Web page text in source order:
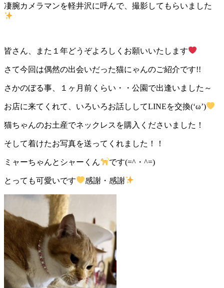
凄腕カメラマンを軽井沢に呼んで、撮影してもらいました
皆さん、また１年どうぞよろしくお願いいたします
さて今回は偶然の出会いだった猫にゃんのご紹介です!!
さかのぼる事、１ヶ月前くらい・・公園で出逢いました～
お店に来てくれて、いろいろお話ししてLINEを交換(‘ω’)
猫ちゃんのお土産でネックレスを購入くださいました！
そして着けたお写真を送ってくれました！！
ミャーちゃんとシャーくん です(=^・^=)
とっても可愛いです 感謝・感謝